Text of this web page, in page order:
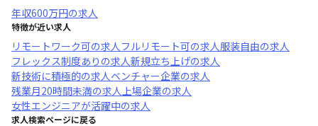
年収600万円の求人
特徴が近い求人
リモートワーク可の求人フルリモート可の求人服装自由の求人
フレックス制度あり の求人新規立ち上げの求人
新技術に積極的の求人ベンチャー企業の求人
残業月20時間未満の求人上場企業の求人
女性エンジニアが活躍中の求人
求人検索ページに戻る